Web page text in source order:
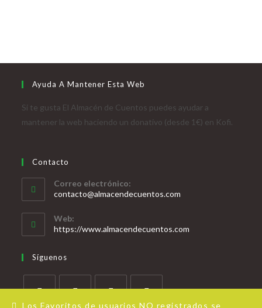
Los Favoritos de usuarios NO registrados se
Ayuda A Mantener Esta Web
Si te gusta El Almacén de Cuentos puedes ayudar a
mantener la web haciendo un donativo (desde 1€) en Kofi.
Contacto
Correo electrónico:
contacto@almacendecuentos.com
Web:
https://www.almacendecuentos.com
Síguenos